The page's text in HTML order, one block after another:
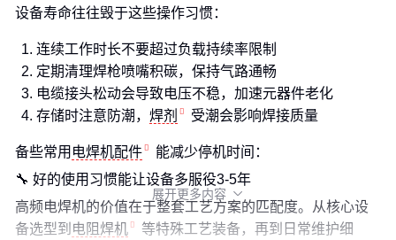
设备寿命往往毁于这些操作习惯：
连续工作时长不要超过负载持续率限制
定期清理焊枪喷嘴积碳，保持气路通畅
电缆接头松动会导致电压不稳，加速元器件老化
存储时注意防潮， 焊剂 受潮会影响焊接质量
备些常用 电焊机配件
能减少停机时间：
🔧 好的使用习惯能让设备多服役3-5年
高频电焊机的价值在于整套工艺方案的匹配度。从核心设
备选型到 电阻焊机
等特殊工艺装备，再到日常维护细
展开更多内容 